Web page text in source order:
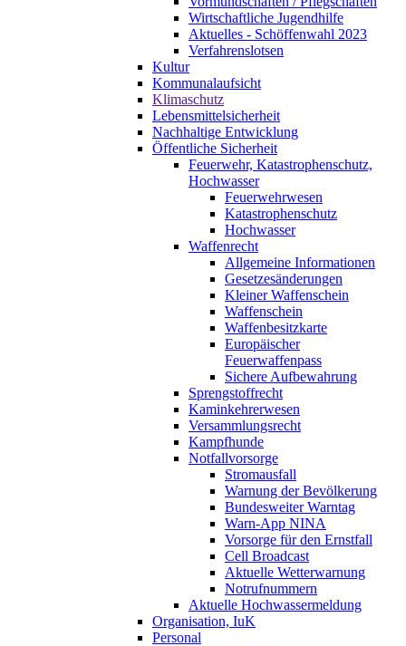
Wirtschaftliche Jugendhilfe
Aktuelles - Schöffenwahl 2023
Verfahrenslotsen
Kultur
Kommunalaufsicht
Klimaschutz
Lebensmittelsicherheit
Nachhaltige Entwicklung
Öffentliche Sicherheit
Feuerwehr, Katastrophenschutz,
Hochwasser
Feuerwehrwesen
Katastrophenschutz
Hochwasser
Waffenrecht
Allgemeine Informationen
Gesetzesänderungen
Kleiner Waffenschein
Waffenschein
Waffenbesitzkarte
Europäischer
Feuerwaffenpass
Sichere Aufbewahrung
Sprengstoffrecht
Kaminkehrerwesen
Versammlungsrecht
Kampfhunde
Notfallvorsorge
Stromausfall
Warnung der Bevölkerung
Bundesweiter Warntag
Warn-App NINA
Vorsorge für den Ernstfall
Cell Broadcast
Aktuelle Wetterwarnung
Notrufnummern
Aktuelle Hochwassermeldung
Organisation, IuK
Personal